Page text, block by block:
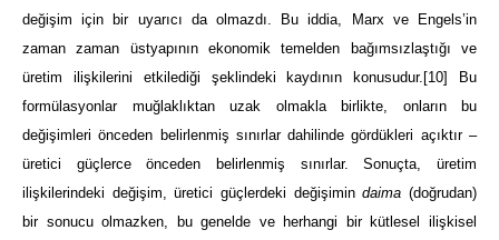
değişim için bir uyarıcı da olmazdı. Bu iddia, Marx ve Engels’in
zaman zaman üstyapının ekonomik temelden bağımsızlaştığı ve
üretim ilişkilerini etkilediği şeklindeki kaydının konusudur. [10] Bu
formülasyonlar muğlaklıktan uzak olmakla birlikte, onların bu
değişimleri önceden belirlenmiş sınırlar dahilinde gördükleri açıktır –
üretici güçlerce önceden belirlenmiş sınırlar. Sonuçta, üretim
ilişkilerindeki değişim, üretici güçlerdeki değişimindaima (doğrudan)
bir sonucu olmazken, bu genelde ve herhangi bir kütlesel ilişkisel